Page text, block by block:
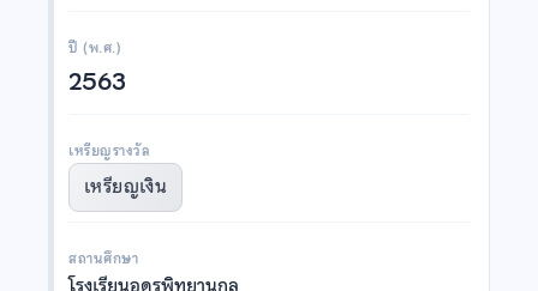
ปี (พ.ศ.)
2563
เหรียญรางวัล
เหรียญเงิน
สถานศึกษา